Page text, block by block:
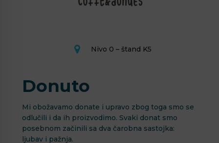
Nivo 0 – štand K5
Donuto
Mi obožavamo donate i upravo zbog toga smo se
odlučili i da ih proizvodimo. Svaki donat smo
posebnom začinili sa dva čarobna sastojka:
ljubav i pažnja.